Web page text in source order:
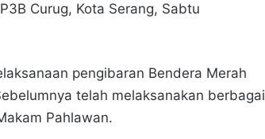
Curug, Kota Serang, Sabtu
pengibaran Bendera Merah
telah melaksanakan berbagai
Pahlawan.